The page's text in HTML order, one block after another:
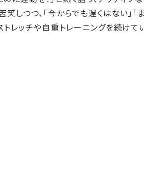
しつつ、「今からでも遅くはない」
レッチや自重トレーニングを続けて